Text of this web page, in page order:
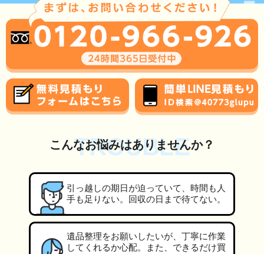
TROUBLE
こんなお悩みはありませんか？
引っ越しの期日が迫っていて、時間も人
手も足りない。回収の日まで待てない。
遺品整理をお願いしたいが、丁寧に作業
してくれるか心配。また、できるだけ買